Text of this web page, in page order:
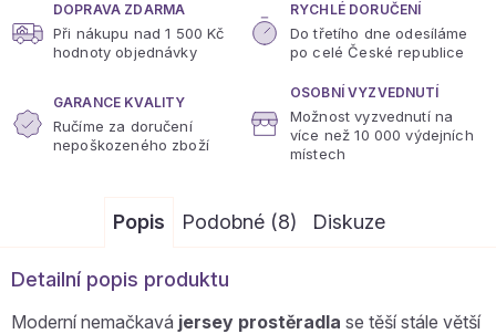
DOPRAVA ZDARMA
Při nákupu nad 1 500 Kč
hodnoty objednávky
RYCHLÉ DORUČENÍ
Do třetího dne odesíláme
po celé České republice
GARANCE KVALITY
Ručíme za doručení
nepoškozeného zboží
OSOBNÍ VYZVEDNUTÍ
Možnost vyzvednutí na
více než 10 000 výdejních
místech
Popis Podobné (8) Diskuze
Detailní popis produktu
Moderní nemačkavá jersey prostěradla se těší stále větší